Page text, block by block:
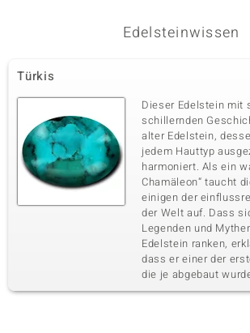
Edelsteinwissen
Türkis
Dieser Edelstein mit
schillernden
alter Edelstein,
jedem Hauttyp
harmoniert. Als ein
Chamäleon“ taucht
einigen der
der Welt auf. Dass
Legenden und
Edelstein ranken,
dass er einer der
die je abgebaut